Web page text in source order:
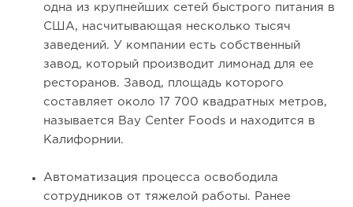
одна из крупнейших сетей быстрого питания в
США, насчитывающая несколько тысяч
заведений. У компании есть собственный
завод, который производит лимонад для ее
ресторанов. Завод, площадь которого
составляет около 17 700 квадратных метров,
называется Bay Center Foods и находится в
Калифорнии.
Автоматизация процесса освободила
сотрудников от тяжелой работы. Ранее